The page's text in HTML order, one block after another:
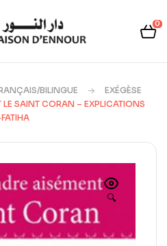
0
BILINGUE
EXÉGÈSE
LE SAINT CORAN – EXPLICATIONS
🔍